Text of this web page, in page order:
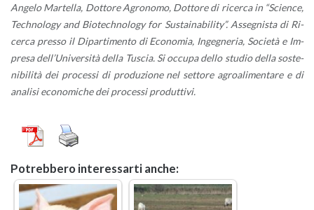
An­ge­lo Mar­tel­la, Dot­to­re Agro­no­mo, Dot­to­re di ri­cer­ca in “Scien­ce,
Tech­no­lo­gy and Bio­tech­no­lo­gy for Su­stai­na­bi­li­ty”. As­se­gni­sta di Ri­
cer­ca pres­so il Di­par­ti­men­to di Eco­no­mia, In­ge­gne­ria, So­cie­tà e Im­
pre­sa del­l’U­ni­ver­si­tà della Tu­scia. Si oc­cu­pa dello stu­dio della so­ste­
ni­bi­li­tà dei pro­ces­si di pro­du­zio­ne nel set­to­re agroa­li­men­ta­re e di
ana­li­si eco­no­mi­chedei pro­ces­si pro­dut­ti­vi.
Po­treb­be­ro in­te­res­sar­ti anche: